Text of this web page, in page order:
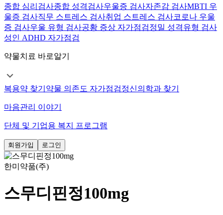
종합 심리검사종합 성격검사우울증 검사자존감 검사MBTI 우
울증 검사직무 스트레스 검사취업 스트레스 검사코로나 우울
증 검사우울 유형 검사공황 증상 자가점검정밀 성격유형 검사
성인 ADHD 자가점검
약물치료 바로알기
복용약 찾기 약물 의존도 자가점검정신의학과 찾기
마음관리 이야기
단체 및 기업용 복지 프로그램
회원가입 로그인
한미약품(주)
스무디핀정100mg